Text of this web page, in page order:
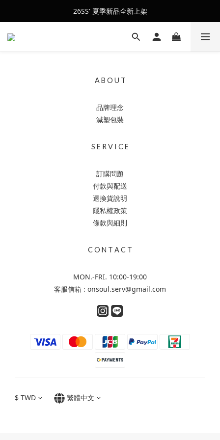
會員訂單滿$2500超取免運
26SS' 夏季新品全新上架
會員訂單滿$2500超取免運
A B O U T
品牌理念
減塑包裝
S E R V I C E
訂購問題
付款與配送
退換貨說明
隱私權政策
條款與細則
C O N T A C T
MON.-FRI. 10:00-19:00
客服信箱 : onsoul.serv@gmail.com
$ TWD 繁體中文